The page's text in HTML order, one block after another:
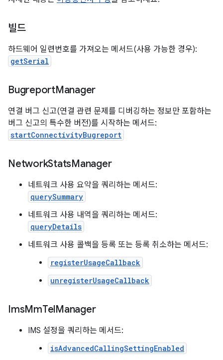
빌드
하드웨어 일련번호를 가져오는 메서드(사용 가능한 경우):
getSerial
BugreportManager
연결 버그 신고(연결 관련 문제를 디버깅하는 정보만 포함하는
버그 신고의 특수한 버전)를 시작하는 메서드:
startConnectivityBugreport
NetworkStatsManager
네트워크 사용 요약을 쿼리하는 메서드:
querySummary
네트워크 사용 내역을 쿼리하는 메서드:
queryDetails
네트워크 사용 콜백을 등록 또는 등록 취소하는 메서드:
registerUsageCallback
unregisterUsageCallback
ImsMmTelManager
IMS 설정을 쿼리하는 메서드:
isAdvancedCallingSettingEnabled